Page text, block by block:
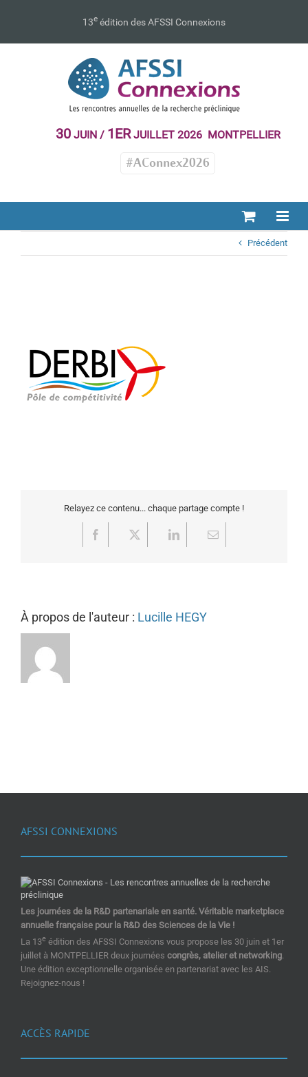
13e édition des AFSSI Connexions
30JUIN / 1ERJUILLET 2026 MONTPELLIER
#AConnex2026
Précédent
Relayez ce contenu... chaque partage compte !
Facebook LinkedInEmail
À propos de l'auteur : Lucille HEGY
AFSSI CONNEXIONS
Les journées de la R&D partenariale en santé. Véritable marketplace
annuelle française pour la R&D des Sciences de la Vie !
La 13e édition des AFSSI Connexions vous propose les 30 juin et 1er
juillet à MONTPELLIER deux journées congrès, atelier et networking.
Une édition exceptionnelle organisée en partenariat avec les AIS.
Rejoignez-nous !
ACCÈS RAPIDE